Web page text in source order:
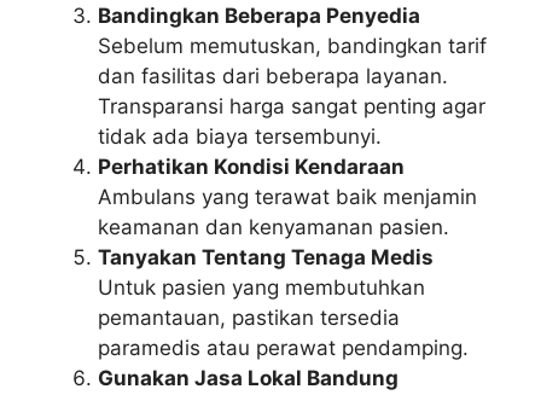
Bandingkan Beberapa Penyedia
Sebelum memutuskan, bandingkan tarif
dan fasilitas dari beberapa layanan.
Transparansi harga sangat penting agar
tidak ada biaya tersembunyi.
Perhatikan Kondisi Kendaraan
Ambulans yang terawat baik menjamin
keamanan dan kenyamanan pasien.
Tanyakan Tentang Tenaga Medis
Untuk pasien yang membutuhkan
pemantauan, pastikan tersedia
paramedis atau perawat pendamping.
Gunakan Jasa Lokal Bandung